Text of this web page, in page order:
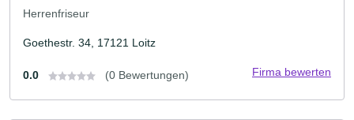
Herrenfriseur
Goethestr. 34, 17121 Loitz
0.0 (0 Bewertungen) Firma bewerten